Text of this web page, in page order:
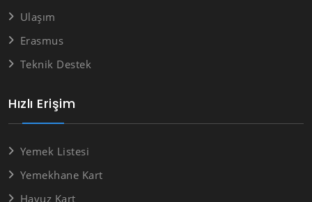
Hızlı Erişim
Yemek Listesi
Yemekhane Kart
Havuz Kart
Ulaşım
Erasmus
Teknik Destek